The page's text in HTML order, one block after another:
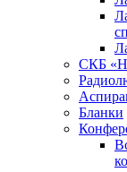
СКБ
Бланки